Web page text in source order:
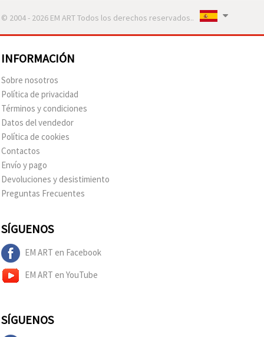
© 2004 - 2026 EM ART Todos los derechos reservados..
INFORMACIÓN
Sobre nosotros
Política de privacidad
Términos y condiciones
Datos del vendedor
Política de cookies
Contactos
Envío y pago
Devoluciones y desistimiento
Preguntas Frecuentes
SÍGUENOS
EM ART en Facebook
EM ART en YouTube
SÍGUENOS